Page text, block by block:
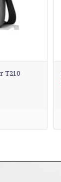
T210